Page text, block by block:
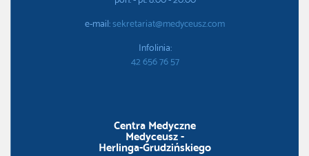
e-mail:sekretariat@medyceusz.com
Infolinia:
42 656 76 57
Centra Medyczne
Medyceusz -
Herlinga-Grudzińskiego